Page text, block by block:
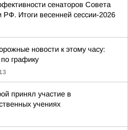
сенаторов Совета
Итоги весенней сессии-2026
новости к этому часу:
графику
принял участие в
учениях